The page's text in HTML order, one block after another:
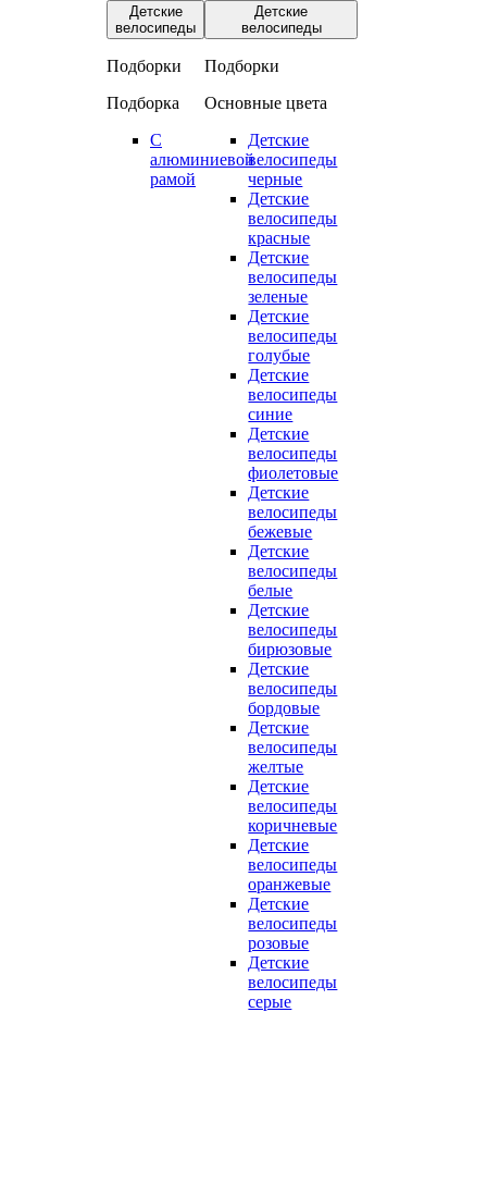
Детские
велосипеды
Подборки
Подборка
С
алюминиевой
рамой
Детские
велосипеды
Подборки
Основные цвета
Детские
велосипеды
черные
Детские
велосипеды
красные
Детские
велосипеды
зеленые
Детские
велосипеды
голубые
Детские
велосипеды
синие
Детские
велосипеды
фиолетовые
Детские
велосипеды
бежевые
Детские
велосипеды
белые
Детские
велосипеды
бирюзовые
Детские
велосипеды
бордовые
Детские
велосипеды
желтые
Детские
велосипеды
коричневые
Детские
велосипеды
оранжевые
Детские
велосипеды
розовые
Детские
велосипеды
серые